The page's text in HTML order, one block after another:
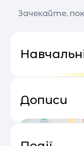
Зачекайте,
Дописи